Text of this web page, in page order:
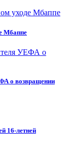
Мбаппе
о возвращении
16-летней